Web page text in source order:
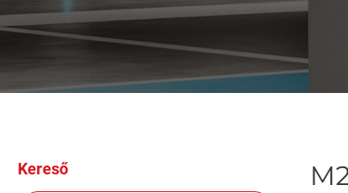
Kereső